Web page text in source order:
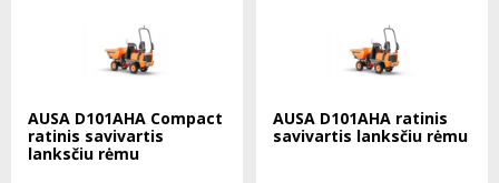
AUSA D101AHA Compact
ratinis savivartis
lanksčiu rėmu
AUSA D101AHA ratinis
savivartis lanksčiu rėmu